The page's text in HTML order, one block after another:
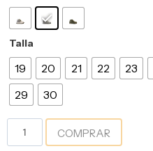
Talla
19 20 21 22 23
29
30
COMPRAR